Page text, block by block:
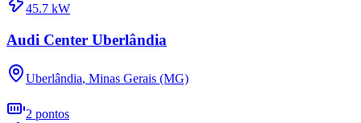
45.7 kW
Audi Center Uberlândia
Uberlândia, Minas Gerais (MG)
2 pontos